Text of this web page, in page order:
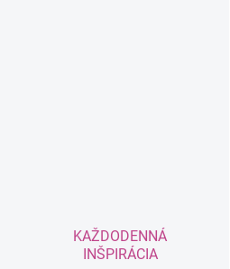
KAŽDODENNÁ
INŠPIRÁCIA